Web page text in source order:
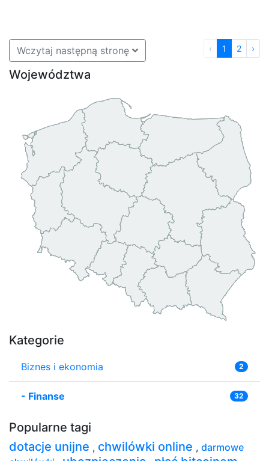
Wczytaj następną stronę ‹ 1 2 ›
Województwa
Kategorie
Biznes i ekonomia 2
- Finanse 32
Popularne tagi
dotacje unijne , chwilówki online , darmowe